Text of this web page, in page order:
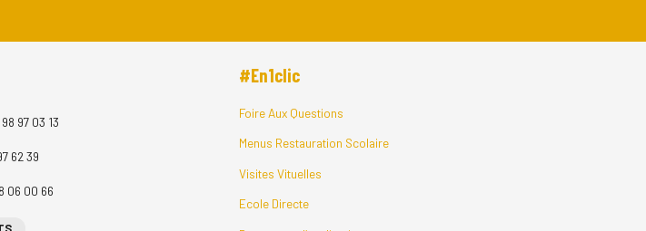
97 03 13
62 39
06 00 66
#En1clic
Foire Aux Questions
Menus Restauration Scolaire
Visites Vituelles
Ecole Directe